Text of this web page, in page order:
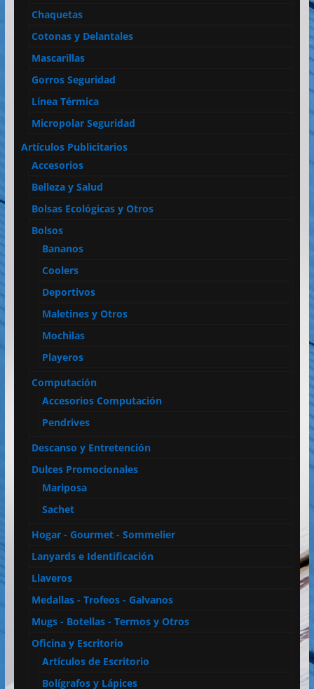
Chaquetas
Cotonas y Delantales
Mascarillas
Gorros Seguridad
Línea Térmica
Micropolar Seguridad
Artículos Publicitarios
Accesorios
Belleza y Salud
Bolsas Ecológicas y Otros
Bolsos
Bananos
Coolers
Deportivos
Maletines y Otros
Mochilas
Playeros
Computación
Accesorios Computación
Pendrives
Descanso y Entretención
Dulces Promocionales
Mariposa
Sachet
Hogar - Gourmet - Sommelier
Lanyards e Identificación
Llaveros
Medallas - Trofeos - Galvanos
Mugs - Botellas - Termos y Otros
Oficina y Escritorio
Artículos de Escritorio
Bolígrafos y Lápices